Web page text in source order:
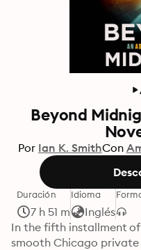
Beyond
Por Ian K. SmithCon
Duración
7 h 51 m
Idioma
Inglés
In the fifth installment
smooth Chicago